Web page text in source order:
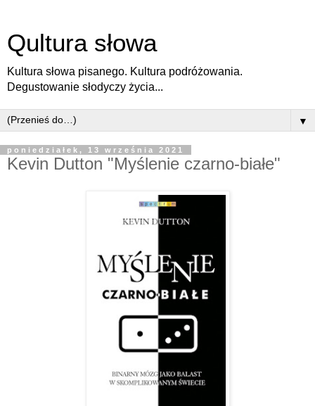
Qultura słowa
Kultura słowa pisanego. Kultura podróżowania.
Degustowanie słodyczy życia...
▼
poniedziałek, 13 września 2021
Kevin Dutton "Myślenie czarno-białe"